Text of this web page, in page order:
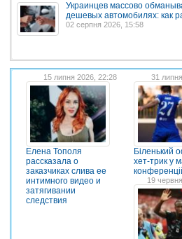
Украинцев массово
дешевых автомобилях: как
02 серпня 2026, 15:58
15 липня 2026, 22:28
Елена Тополя
рассказала о
заказчиках слива ее
интимного видео и
затягивании
следствия
31
Біленький
хет-трик у
19